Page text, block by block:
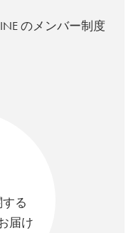
のメンバー制度
る
届け